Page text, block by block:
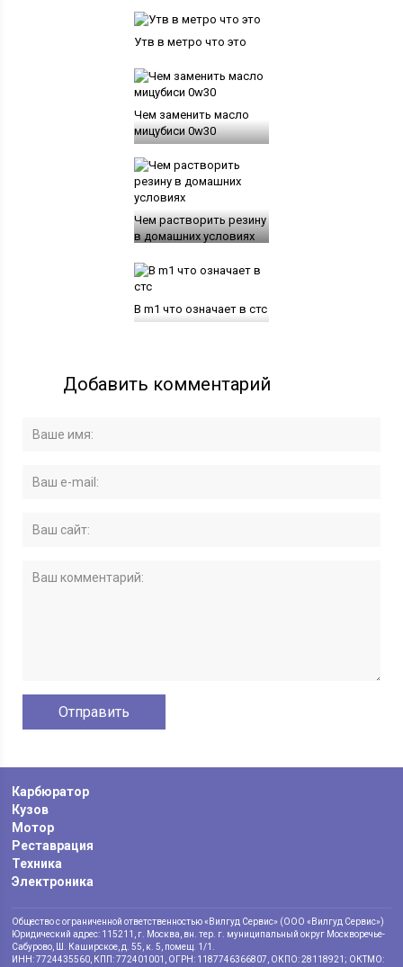
Утв в метро что это
Чем заменить масло
мицубиси 0w30
Чем растворить резину
в домашних условиях
B m1 что означает в стс
Добавить комментарий
Карбюратор
Кузов
Мотор
Реставрация
Техника
Электроника
Общество с ограниченной ответственностью «Вилгуд Сервис» (ООО «Вилгуд Сервис»)
Юридический адрес: 115211, г. Москва, вн. тер. г. муниципальный округ Москворечье-
Сабурово, Ш. Каширское, д. 55, к. 5, помещ. 1/1.
ИНН: 7724435560, КПП: 772401001, ОГРН: 1187746366807, ОКПО: 28118921; ОКТМО: